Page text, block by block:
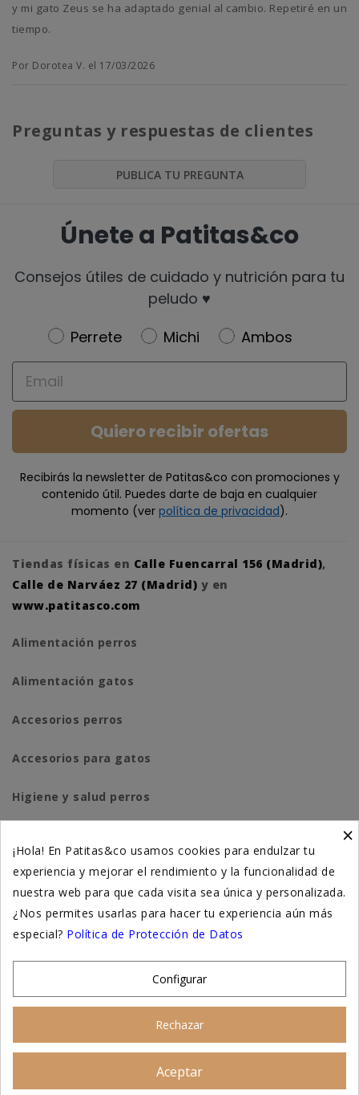
y mi gato Zeus se ha adaptado genial al cambio. Repetiré en un
tiempo.
Por Dorotea V. el 17/03/2026
Preguntas y respuestas de clientes
PUBLICA TU PREGUNTA
Únete a Patitas&co
Consejos útiles de cuidado y nutrición para tu
peludo ♥️
Newsletter
Perrete Michi
Ambos
Email
Quiero recibir ofertas
Recibirás la newsletter de Patitas&co con promociones y
contenido útil. Puedes darte de baja en cualquier
momento (ver política de privacidad).
Tiendas físicas en Calle Fuencarral 156 (Madrid),
Calle de Narváez 27 (Madrid) y en
www.patitasco.com
Alimentación perros
Alimentación gatos
Accesorios perros
Accesorios para gatos
Higiene y salud perros
Suplementación natural
Otros
×
¡Hola! En Patitas&co usamos cookies para endulzar tu
experiencia y mejorar el rendimiento y la funcionalidad de
nuestra web para que cada visita sea única y personalizada.
¿Nos permites usarlas para hacer tu experiencia aún más
especial? Política de Protección de Datos
Configurar
Rechazar
Aceptar